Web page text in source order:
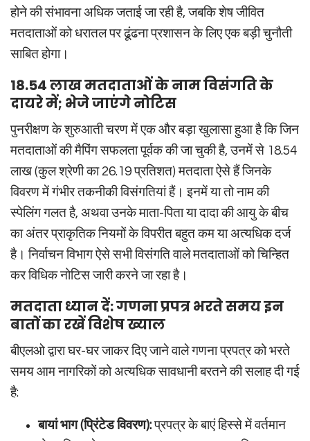
होने की संभावना अधिक जताई जा रही है, जबकि शेष जीवित
मतदाताओं को धरातल पर ढूंढना प्रशासन के लिए एक बड़ी चुनौती
साबित होगा।
18.54 लाख मतदाताओं के नाम विसंगति के
दायरे में; भेजे जाएंगे नोटिस
पुनरीक्षण के शुरुआती चरण में एक और बड़ा खुलासा हुआ है कि जिन
मतदाताओं की मैपिंग सफलता पूर्वक की जा चुकी है, उनमें से 18.54
लाख (कुल श्रेणी का 26.19 प्रतिशत) मतदाता ऐसे हैं जिनके
विवरण में गंभीर तकनीकी विसंगतियां हैं। इनमें या तो नाम की
स्पेलिंग गलत है, अथवा उनके माता-पिता या दादा की आयु के बीच
का अंतर प्राकृतिक नियमों के विपरीत बहुत कम या अत्यधिक दर्ज
है। निर्वाचन विभाग ऐसे सभी विसंगति वाले मतदाताओं को चिन्हित
कर विधिक नोटिस जारी करने जा रहा है।
मतदाता ध्यान दें: गणना प्रपत्र भरते समय इन
बातों का रखें विशेष ख्याल
बीएलओ द्वारा घर-घर जाकर दिए जाने वाले गणना प्रपत्र को भरते
समय आम नागरिकों को अत्यधिक सावधानी बरतने की सलाह दी गई
है:
बायां भाग (प्रिंटेड विवरण):प्रपत्र के बाएं हिस्से में वर्तमान